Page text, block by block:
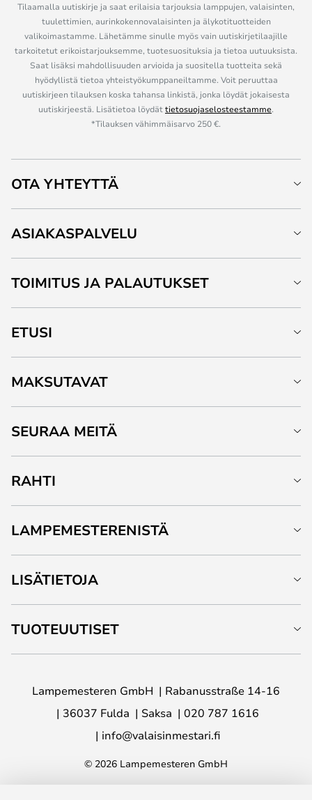
Tilaamalla uutiskirje ja saat erilaisia tarjouksia lamppujen, valaisinten,
tuulettimien, aurinkokennovalaisinten ja älykotituotteiden
valikoimastamme. Lähetämme sinulle myös vain uutiskirjetilaajille
tarkoitetut erikoistarjouksemme, tuotesuosituksia ja tietoa uutuuksista.
Saat lisäksi mahdollisuuden arvioida ja suositella tuotteita sekä
hyödyllistä tietoa yhteistyökumppaneiltamme. Voit peruuttaa
uutiskirjeen tilauksen koska tahansa linkistä, jonka löydät jokaisesta
uutiskirjeestä. Lisätietoa löydättietosuojaselosteestamme.
*Tilauksen vähimmäisarvo 250 €.
OTA YHTEYTTÄ
ASIAKASPALVELU
TOIMITUS JA PALAUTUKSET
ETUSI
MAKSUTAVAT
SEURAA MEITÄ
RAHTI
LAMPEMESTERENISTÄ
LISÄTIETOJA
TUOTEUUTISET
Lampemesteren GmbH
Rabanusstraße 14-16
36037 Fulda
Saksa
020 787 1616
info@valaisinmestari.fi
© 2026 Lampemesteren GmbH